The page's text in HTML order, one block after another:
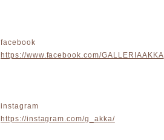
facebook
https://www.facebook.com/GALLERIAAKKA
instagram
https://instagram.com/g_akka/